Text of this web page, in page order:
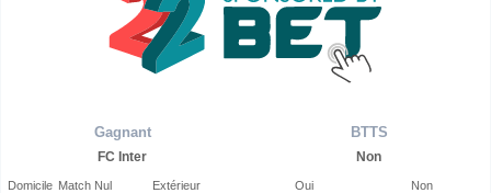
Gagnant
FC Inter
Domicile Match Nul
Extérieur
BTTS
Non
Oui
Non